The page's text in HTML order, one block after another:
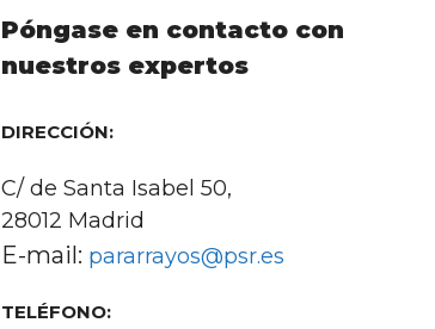
Póngase en contacto con
nuestros expertos
DIRECCIÓN:
C/ de Santa Isabel 50,
28012 Madrid
E-mail: pararrayos@psr.es
TELÉFONO: